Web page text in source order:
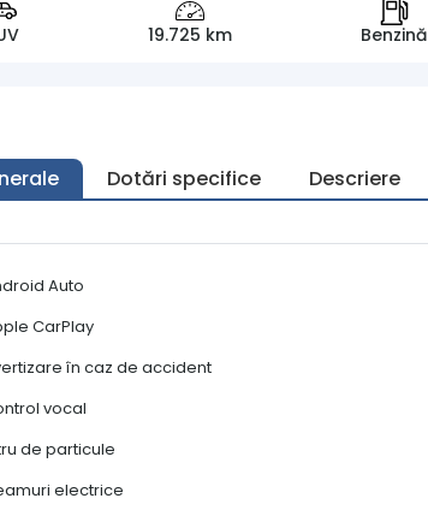
19.725 km Benzină
Dotări specifice Descriere
Auto
CarPlay
în caz de accident
vocal
de particule
electrice